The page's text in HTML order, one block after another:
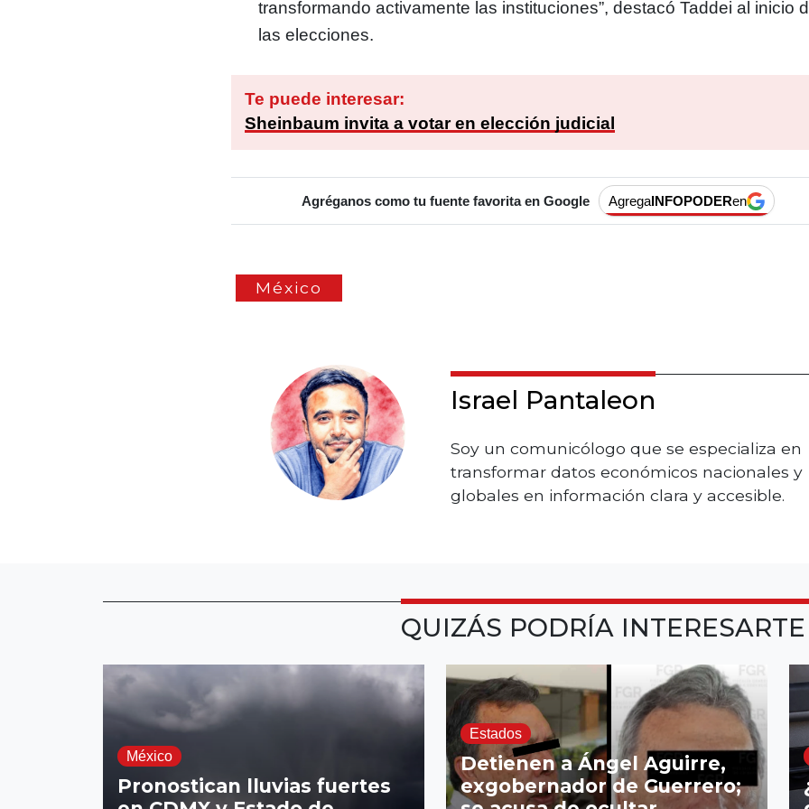
transformando activamente las instituciones”, destacó Taddei al inicio
las elecciones.
Te puede interesar:
Sheinbaum invita a votar en elección judicial
Agréganos como tu fuente favorita en Google AgregaINFOPODERen
México
Israel Pantaleon
Soy un comunicólogo que se especializa en
transformar datos económicos nacionales y
globales en información clara y accesible.
QUIZÁS PODRÍA
México
Pronostican lluvias fuertes
Estados
Detienen a Ángel Aguirre,
exgobernador de Guerrero;